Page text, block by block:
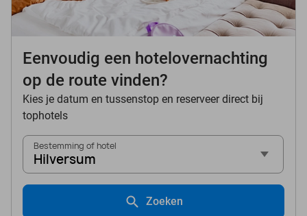
Eenvoudig een hotelovernachting
op de route vinden?
Kies je datum en tussenstop en reserveer direct bij
tophotels
Bestemming of hotel
Hilversum
Zoeken